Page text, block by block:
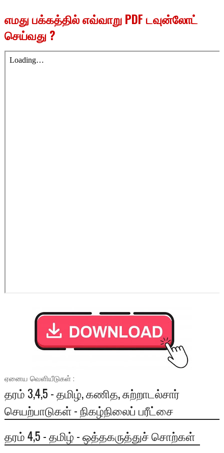
எமது பக்கத்தில் எவ்வாறு PDF டவுன்லோட்
செய்வது ?
ஏனைய வெளியீடுகள் :
தரம் 3,4,5 - தமிழ், கணித, சுற்றாடல்சார்
செயற்பாடுகள் - நிகழ்நிலைப் பரீட்சை
தரம் 4,5 - தமிழ் - ஒத்தகருத்துச் சொற்கள்